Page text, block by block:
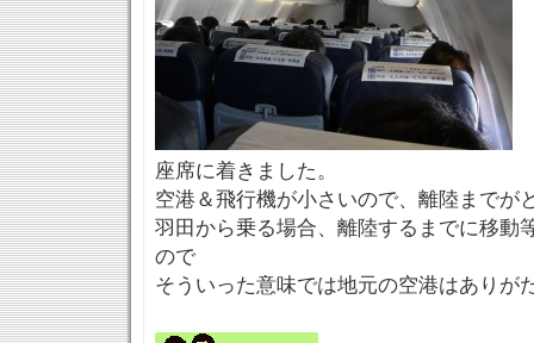
座席に着きました。
空港＆飛行機が小さいので、離陸までが
羽田から乗る場合、離陸するまでに移動
ので
そういった意味では地元の空港はありが